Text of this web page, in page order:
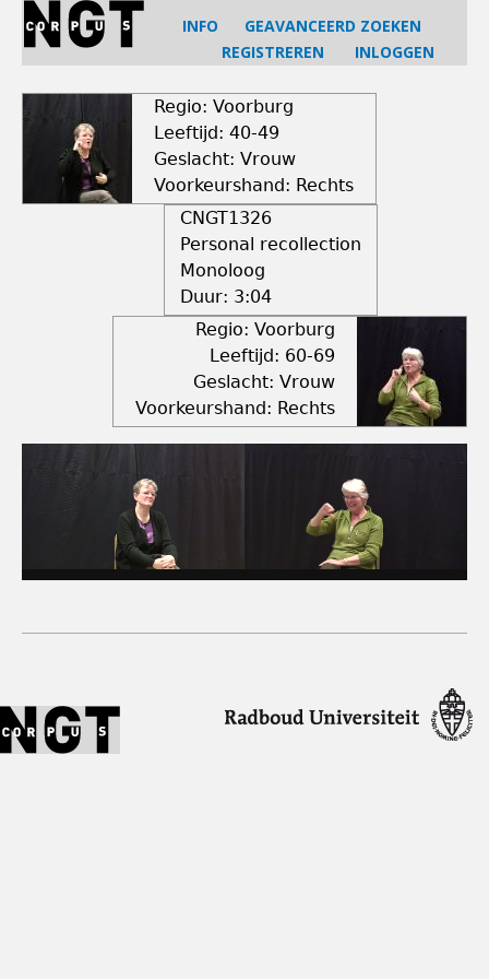
Jump
navigation
INFO
GEAVANCEERD ZOEKEN
REGISTREREN
INLOGGEN
Regio: Voorburg
Leeftijd: 40-49
Geslacht: Vrouw
Voorkeurshand: Rechts
CNGT1326
Personal recollection
Monoloog
Duur: 3:04
Regio: Voorburg
Leeftijd: 60-69
Geslacht: Vrouw
Voorkeurshand: Rechts